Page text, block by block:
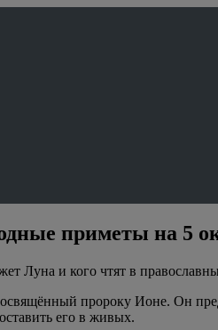
приметы на 5
Луна и кого чтят в
пророку Ионе. Он
его в живых.